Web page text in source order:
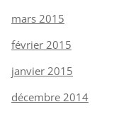
mars 2015
février 2015
janvier 2015
décembre 2014